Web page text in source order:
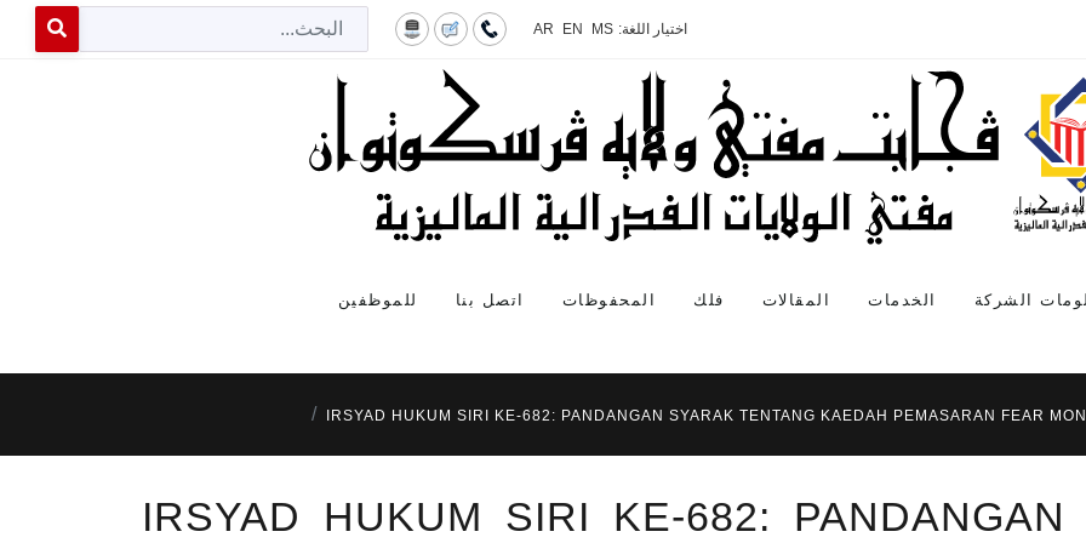
اختيار اللغة: MS
EN
AR
الشركة الخدمات المقالات فلك المحفوظات اتصل بنا للموظفين
IRSYAD HUKUM SIRI KE-682: PANDANGAN SYARAK TENTANG KAEDAH PEMASARAN FEAR
IRSYAD HUKUM SIRI KE-682: PANDANGAN